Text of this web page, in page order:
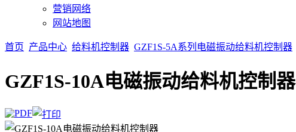
营销网络
网站地图
首页 产品中心 给料机控制器 GZF1S-5A系列电磁振动给料机控制器
GZF1S-10A电磁振动给料机控制器